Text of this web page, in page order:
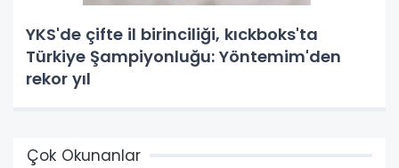
YKS'de çifte il birinciliği, kıckboks'ta
Türkiye Şampiyonluğu: Yöntemim'den
rekor yıl
Çok Okunanlar